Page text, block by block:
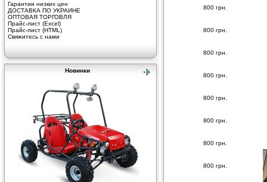
Гарантии низких цен
ДОСТАВКА ПО УКРАИНЕ
ОПТОВАЯ ТОРГОВЛЯ
Прайс-лист (Excel)
Прайс-лист (HTML)
Свяжитесь с нами
Новинки
800 грн.
800 грн.
800 грн.
800 грн.
800 грн.
800 грн.
800 грн.
800 грн.